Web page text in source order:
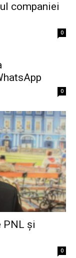
companiei
0
0
PNL și
0